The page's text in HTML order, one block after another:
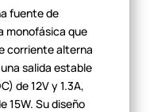
fuente de
monofásica que
corriente alterna
salida estable
de 12V y 1.3A,
15W. Su diseño